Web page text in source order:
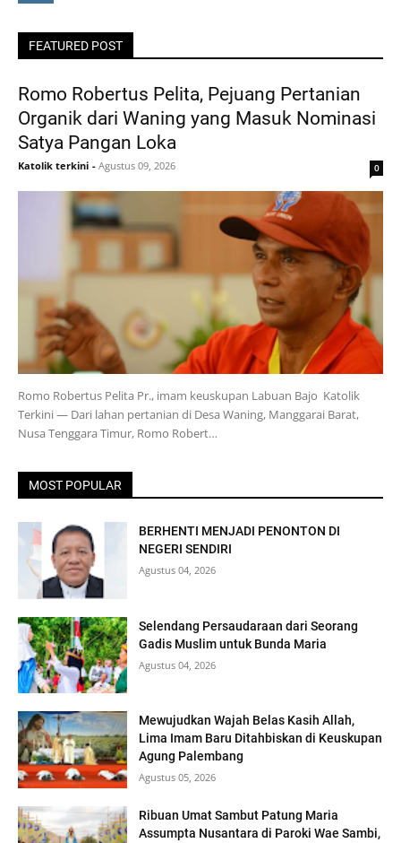
FEATURED POST
Romo Robertus Pelita, Pejuang Pertanian
Organik dari Waning yang Masuk Nominasi
Satya Pangan Loka
Katolik terkini - Agustus 09, 2026 0
Romo Robertus Pelita Pr., imam keuskupan Labuan Bajo Katolik
Terkini — Dari lahan pertanian di Desa Waning, Manggarai Barat,
Nusa Tenggara Timur, Romo Robert…
MOST POPULAR
BERHENTI MENJADI PENONTON DI
NEGERI SENDIRI
Agustus 04, 2026
Selendang Persaudaraan dari Seorang
Gadis Muslim untuk Bunda Maria
Agustus 04, 2026
Mewujudkan Wajah Belas Kasih Allah,
Lima Imam Baru Ditahbiskan di Keuskupan
Agung Palembang
Agustus 05, 2026
Ribuan Umat Sambut Patung Maria
Assumpta Nusantara di Paroki Wae Sambi,